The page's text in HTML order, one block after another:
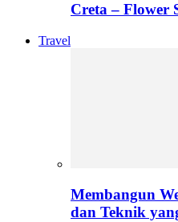
Creta – Flower
Travel
Membangun
dan Teknik